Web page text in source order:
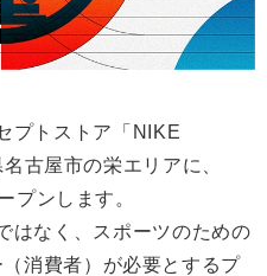
プトストア「NIKE
古屋市の栄エリアに、
プンします。
はなく、スポーツのための
消費者）が必要とするプ